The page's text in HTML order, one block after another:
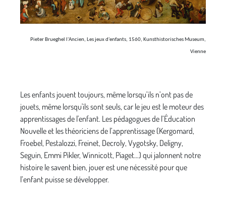
Pieter Brueghel l'Ancien, Les jeux d'enfants, 1560, Kunsthistorisches Museum,
Vienne
Les enfants jouent toujours, même lorsqu’ils n’ont pas de
jouets, même lorsqu'ils sont seuls, car le jeu est le moteur des
apprentissages de l'enfant. Les pédagogues de l’Éducation
Nouvelle et les théoriciens de l’apprentissage (Kergomard,
Froebel, Pestalozzi, Freinet, Decroly, Vygotsky, Deligny,
Seguin, Emmi Pikler, Winnicott, Piaget…) qui jalonnent notre
histoire le savent bien, jouer est une nécessité pour que
l’enfant puisse se développer.